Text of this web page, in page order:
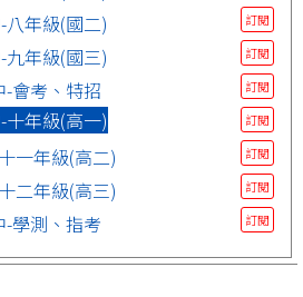
八年級(國二) 訂閱
九年級(國三) 訂閱
-會考、特招 訂閱
十年級(高一) 訂閱
一年級(高二) 訂閱
二年級(高三) 訂閱
-學測、指考 訂閱